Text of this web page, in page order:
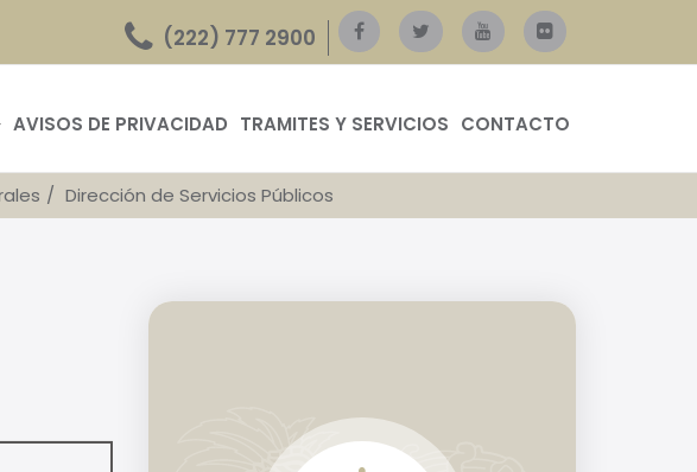
(222) 777 2900
AVISOS DE PRIVACIDAD TRAMITES Y SERVICIOS CONTACTO
Dirección de Servicios Públicos